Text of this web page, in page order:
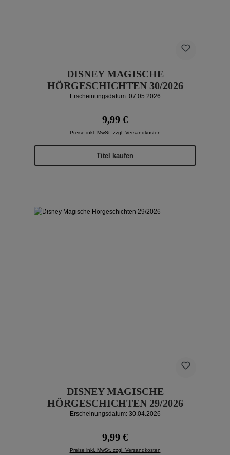
DISNEY MAGISCHE
HÖRGESCHICHTEN 30/2026
Erscheinungsdatum: 07.05.2026
Regulärer Preis:
9,99 €
Preise inkl. MwSt. zzgl. Versandkosten
Titel kaufen
DISNEY MAGISCHE
HÖRGESCHICHTEN 29/2026
Erscheinungsdatum: 30.04.2026
Regulärer Preis:
9,99 €
Preise inkl. MwSt. zzgl. Versandkosten